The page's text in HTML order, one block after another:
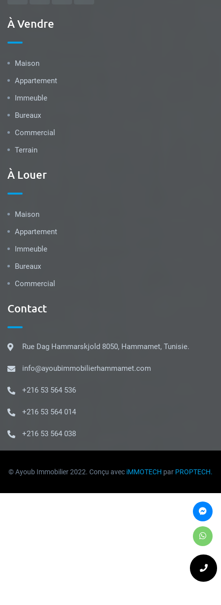
À Vendre
Maison
Appartement
Immeuble
Bureaux
Commercial
Terrain
À Louer
Maison
Appartement
Immeuble
Bureaux
Commercial
Contact
Rue Dag Hammarskjold 8050, Hammamet, Tunisie.
info@ayoubimmobilierhammamet.com
+216 53 564 536
+216 53 564 014
+216 53 564 038
© Ayoub Immobilier 2022. Conçu avec iMMOTECH par PROPTECH.